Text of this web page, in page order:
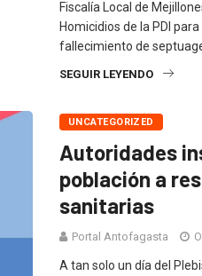
Fiscalía Local de
Homicidios de la PDI
fallecimiento de
SEGUIR LEYENDO
UNCATEGORIZED
Autoridades
población a
sanitarias
Portal Antofagasta
A tan solo un día del